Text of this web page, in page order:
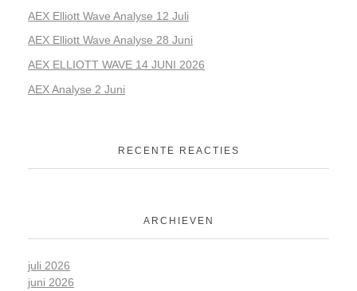
AEX Elliott Wave Analyse 12 Juli
AEX Elliott Wave Analyse 28 Juni
AEX ELLIOTT WAVE 14 JUNI 2026
AEX Analyse 2 Juni
RECENTE REACTIES
ARCHIEVEN
juli 2026
juni 2026